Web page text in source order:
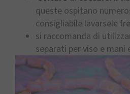
queste ospitano
consigliabile lavarsele
si raccomanda di
separati per viso e mani